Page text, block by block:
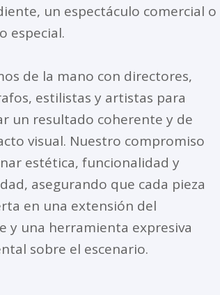
un espectáculo comercial o
especial.
de la mano con directores,
estilistas y artistas para
un resultado coherente y de
visual. Nuestro compromiso
estética, funcionalidad y
asegurando que cada pieza
en una extensión del
y una herramienta expresiva
sobre el escenario.